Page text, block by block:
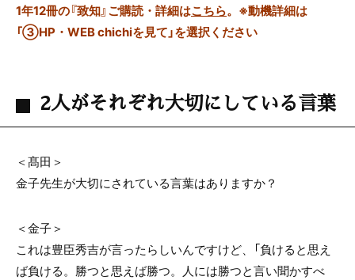
1年12冊の『致知』ご購読・詳細はこちら。 ※動機詳細は
「③HP・WEB chichiを見て」を選択ください
2人がそれぞれ大切にしている言葉
＜髙田＞
金子先生が大切にされている言葉はありますか？
＜金子＞
これは豊臣秀吉が言ったらしいんですけど、「負けると思え
ば負ける。勝つと思えば勝つ。人には勝つと言い聞かすべ